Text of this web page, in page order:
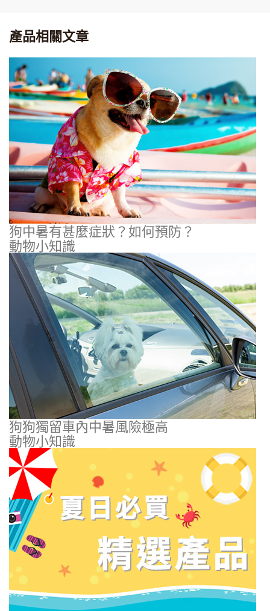
產品相關文章
狗中暑有甚麼症狀？如何預防？
動物小知識
狗狗獨留車內中暑風險極高
動物小知識